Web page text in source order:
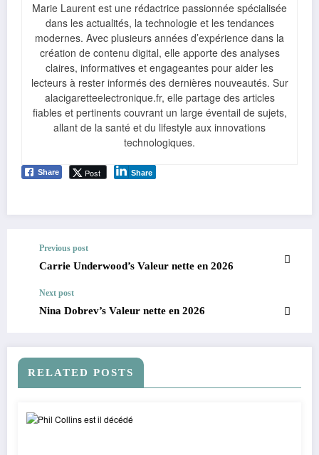
Marie Laurent est une rédactrice passionnée spécialisée
dans les actualités, la technologie et les tendances
modernes. Avec plusieurs années d’expérience dans la
création de contenu digital, elle apporte des analyses
claires, informatives et engageantes pour aider les
lecteurs à rester informés des dernières nouveautés. Sur
alacigaretteelectronique.fr, elle partage des articles
fiables et pertinents couvrant un large éventail de sujets,
allant de la santé et du lifestyle aux innovations
technologiques.
Share Post Share
Previous post
Carrie Underwood’s Valeur nette en 2026
Next post
Nina Dobrev’s Valeur nette en 2026
RELATED POSTS